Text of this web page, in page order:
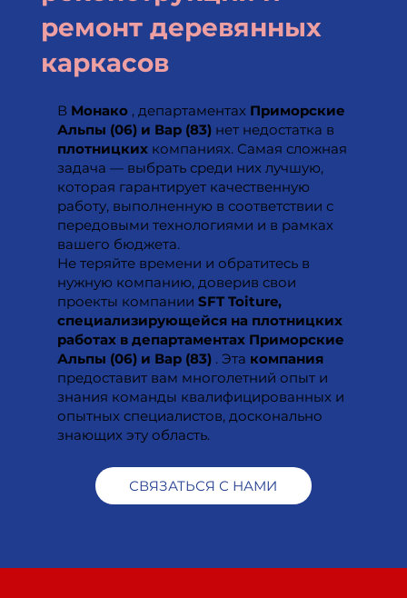
ремонт деревянных
каркасов
В Монако, департаментах Приморские
Альпы (06) и Вар (83)нет недостатка в
плотницкихкомпаниях. Самая сложная
задача — выбрать среди них лучшую,
которая гарантирует качественную
работу, выполненную в соответствии с
передовыми технологиями и в рамках
вашего бюджета.
Не теряйте времени и обратитесь в
нужную компанию, доверив свои
проекты компании SFT Toiture,
специализирующейся на плотницких
работах в департаментах Приморские
Альпы (06) и Вар (83). Эта компания
предоставит вам многолетний опыт и
знания команды квалифицированных и
опытных специалистов, досконально
знающих эту область.
СВЯЗАТЬСЯ С НАМИ